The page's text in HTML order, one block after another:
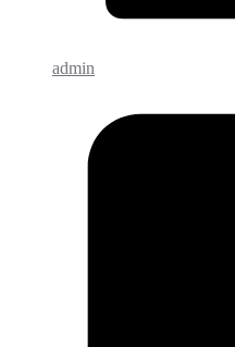
admin